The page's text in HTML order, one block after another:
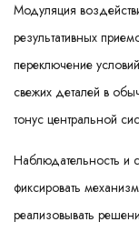
Модуляция
результативных
переключение
свежих деталей в
тонус центральной
Наблюдательность и
фиксировать
реализовывать